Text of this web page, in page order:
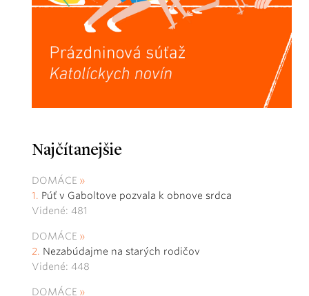
Najčítanejšie
DOMÁCE
Púť v Gaboltove pozvala k obnove srdca
Videné: 481
DOMÁCE
Nezabúdajme na starých rodičov
Videné: 448
DOMÁCE